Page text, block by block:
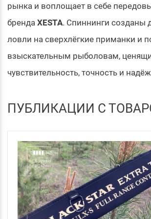
рынка и воплощает в себе
бренда XESTA. Спиннинги созданы
ловли на сверхлёгкие приманки и
взыскательным рыболовам,
чувствительность, точность и
ПУБЛИКАЦИИ С